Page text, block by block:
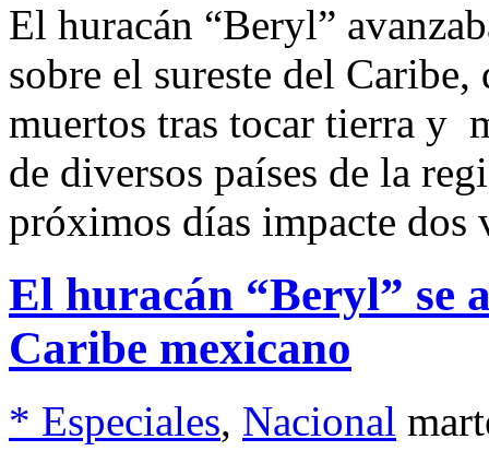
El huracán “Beryl”
sobre el sureste del
muertos tras tocar tierra y
de diversos países de la
próximos días impacte dos
El huracán “Beryl” se
Caribe mexicano
* Especiales, Nacional